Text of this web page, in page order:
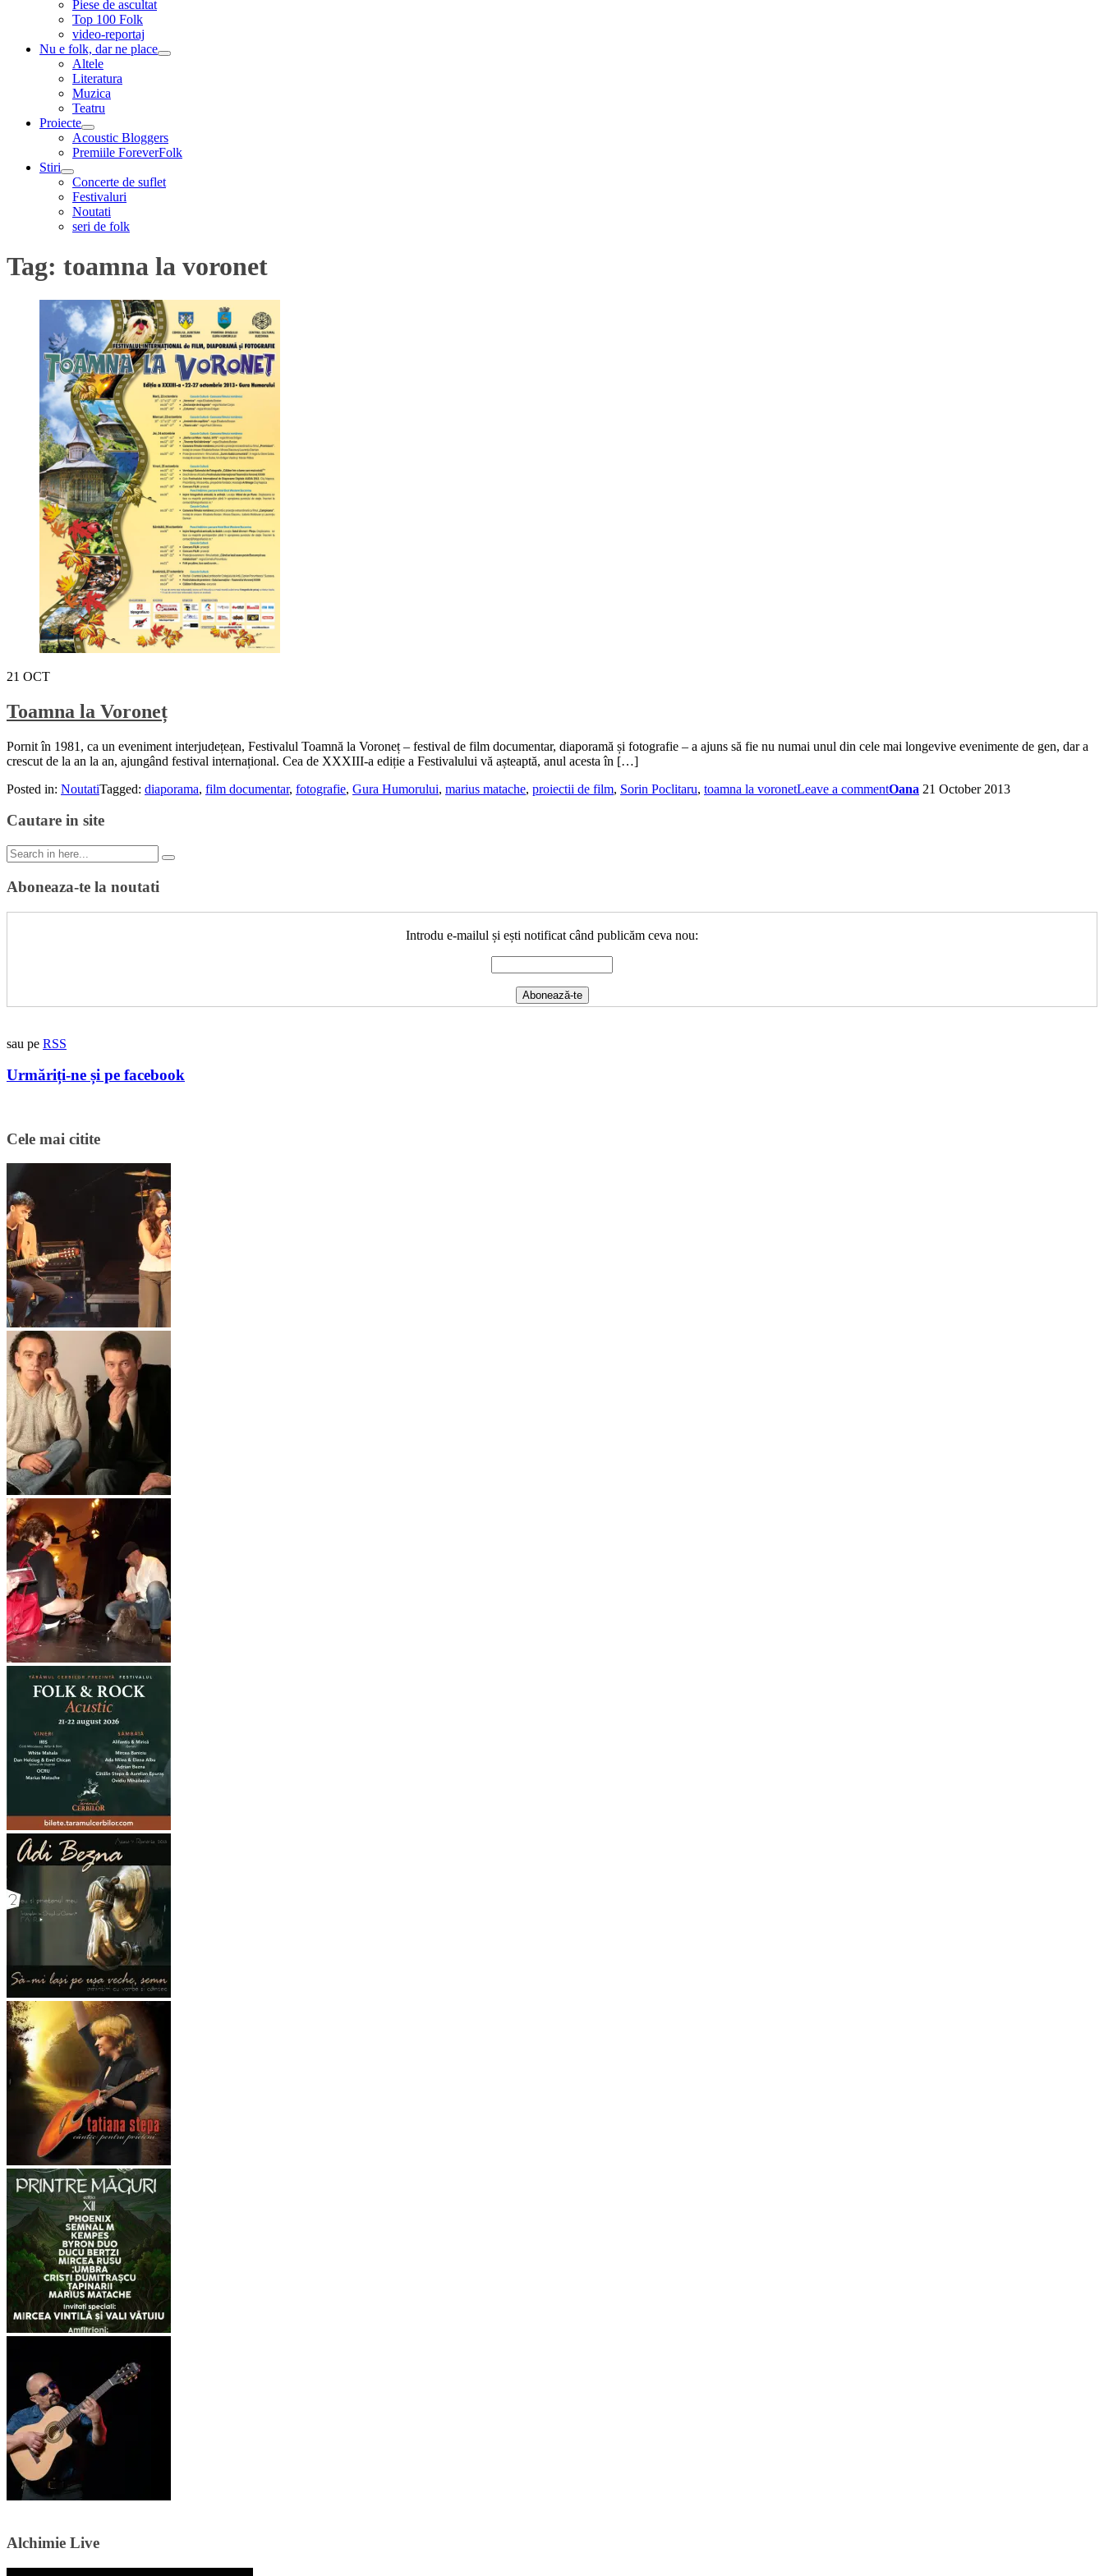
Piese de ascultat
Top 100 Folk
video-reportaj
Nu e folk, dar ne place
expand
Altele
Literatura
Muzica
Teatru
Proiecte
expand
child
menu
Acoustic Bloggers
Premiile ForeverFolk
Stiri
expand
child
menu
Concerte de suflet
Festivaluri
Noutati
seri de folk
Tag: toamna la voronet
21 OCT
Toamna la Voroneț
Pornit în 1981, ca un eveniment interjudețean, Festivalul Toamnă la Voroneț – festival de film documentar, diaporamă și fotografie – a ajuns să fie nu numai unul din cele mai longevive evenimente de gen, dar a
crescut de la an la an, ajungând festival internațional. Cea de XXXIII-a ediție a Festivalului vă așteaptă, anul acesta în […]
Posted in: NoutatiTagged: diaporama, film documentar, fotografie, Gura Humorului, marius matache, proiectii de film, Sorin Poclitaru, toamna la voronetLeave a commentOana 21 October 2013
Cautare in site
Search
for:
Aboneaza-te la noutati
Introdu e-mailul și ești notificat când publicăm ceva nou:
sau pe RSS
Urmăriți-ne și pe facebook
Cele mai citite
Alchimie Live